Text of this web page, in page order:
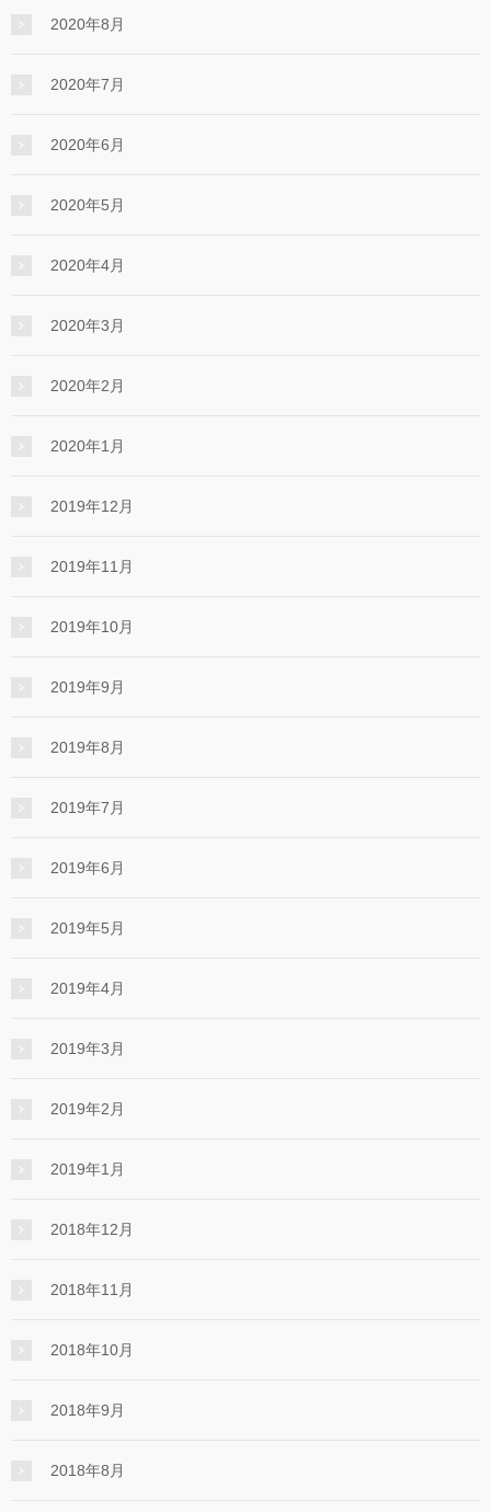
2020年8月
2020年7月
2020年6月
2020年5月
2020年4月
2020年3月
2020年2月
2020年1月
2019年12月
2019年11月
2019年10月
2019年9月
2019年8月
2019年7月
2019年6月
2019年5月
2019年4月
2019年3月
2019年2月
2019年1月
2018年12月
2018年11月
2018年10月
2018年9月
2018年8月